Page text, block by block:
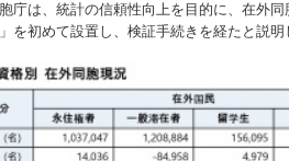
庁は、統計の信頼性向上を目的に、在外
を初めて設置し、検証手続きを経たと説明